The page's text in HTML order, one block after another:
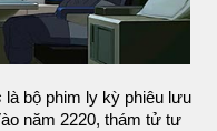
là bộ phim ly kỳ phiêu lưu
năm 2220, thám tử tư